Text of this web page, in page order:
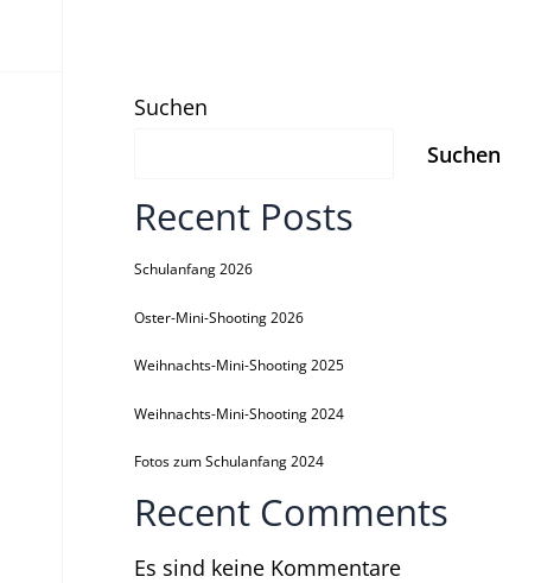
Suchen
Suchen
Recent Posts
Schulanfang 2026
Oster-Mini-Shooting 2026
Weihnachts-Mini-Shooting 2025
Weihnachts-Mini-Shooting 2024
Fotos zum Schulanfang 2024
Recent Comments
Es sind keine Kommentare